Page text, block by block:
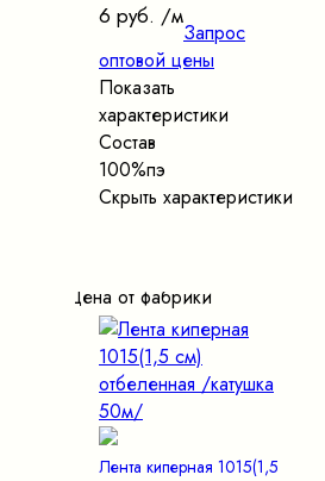
6 руб. /м
Запрос
оптовой цены
Показать
характеристики
Состав
100%пэ
Скрыть характеристики
Цена от фабрики
Лента киперная 1015(1,5